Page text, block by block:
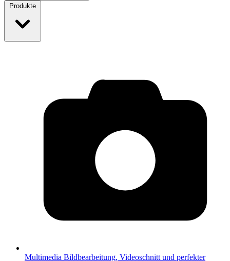
Produkte
Multimedia Bildbearbeitung, Videoschnitt und perfekter